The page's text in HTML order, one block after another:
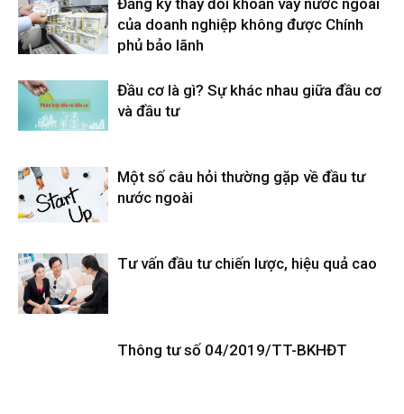
Đăng ký thay đổi khoản vay nước ngoài
của doanh nghiệp không được Chính
phủ bảo lãnh
Đầu cơ là gì? Sự khác nhau giữa đầu cơ
và đầu tư
Một số câu hỏi thường gặp về đầu tư
nước ngoài
Tư vấn đầu tư chiến lược, hiệu quả cao
Thông tư số 04/2019/TT-BKHĐT